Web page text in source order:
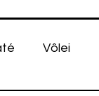
Vôlei